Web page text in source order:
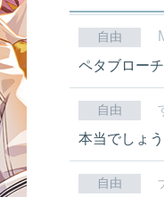
自由
ペタブロー
自由
本当でしょ
自由